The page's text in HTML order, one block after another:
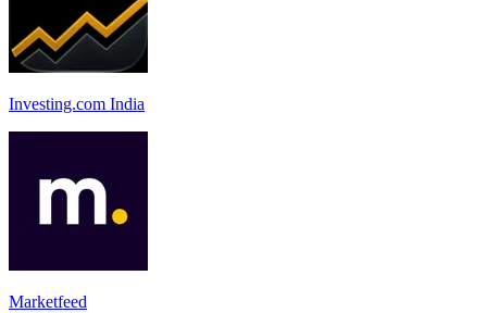
Investing.com India
Marketfeed